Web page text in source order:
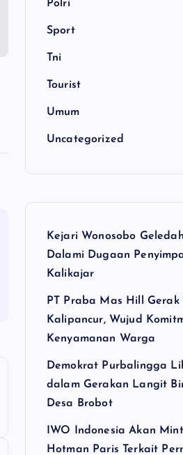
Polri
Sport
Tni
Tourist
Umum
Uncategorized
Kejari Wonosobo
Dalami Dugaan
Kalikajar
PT Praba Mas Hill
Kalipancur, Wujud
Kenyamanan Warga
Demokrat Purbalingga
dalam Gerakan Langit
Desa Brobot
IWO Indonesia Akan
Hotman Paris Terkait